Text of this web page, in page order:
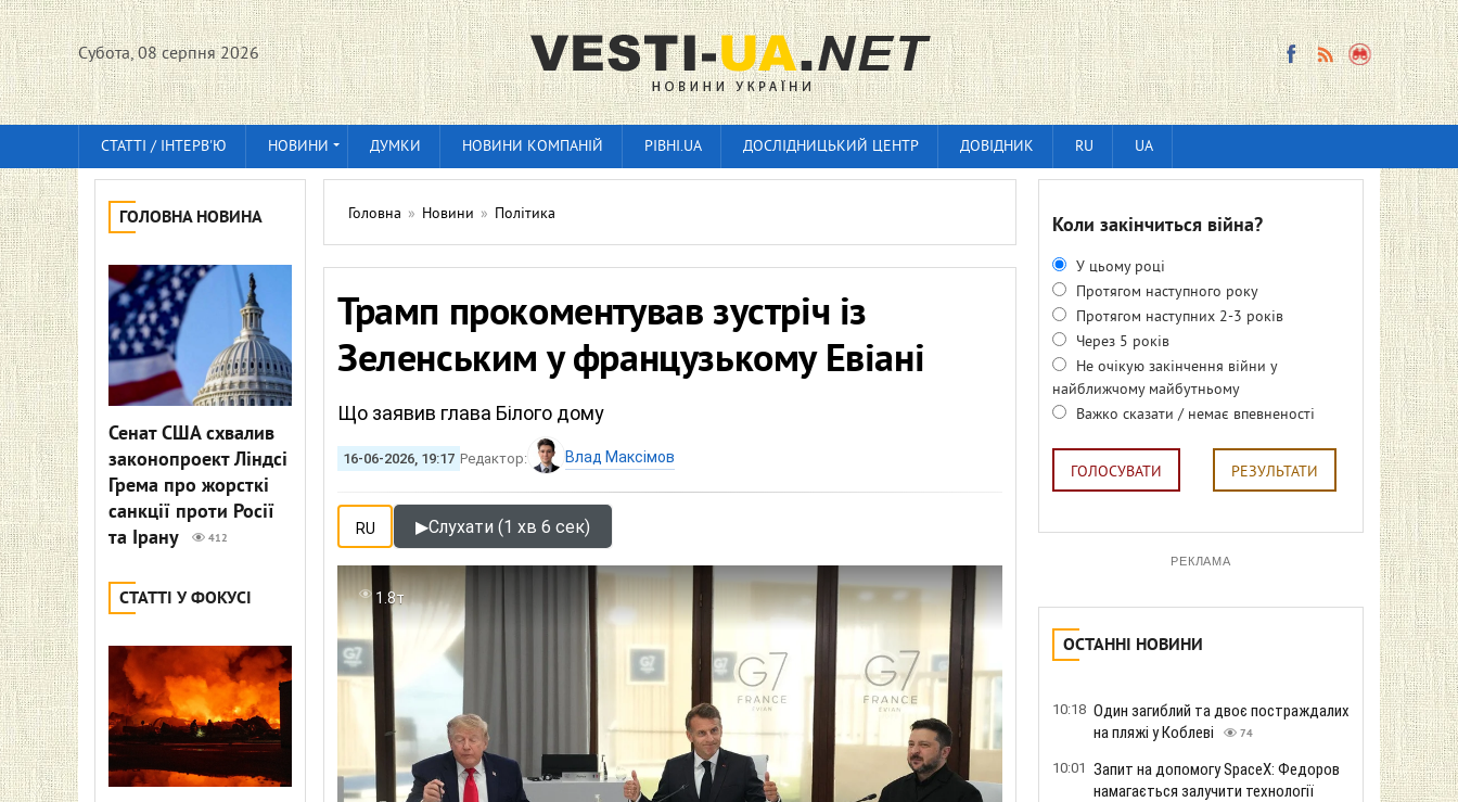
Субота, 08 серпня 2026
СТАТТІ / ІНТЕРВ'Ю НОВИНИ ДУМКИ НОВИНИ КОМПАНІЙ РІВНІ.UA ДОСЛІДНИЦЬКИЙ ЦЕНТР ДОВІДНИК RU UA
ГОЛОВНА НОВИНА
Сенат США схвалив
законопроект Ліндсі
Грема про жорсткі
санкції проти Росії
та Ірану
412
СТАТТІ У ФОКУСІ
Головна » Новини » Політика
Трамп прокоментував зустріч із
Зеленським у французькому Евіані
Що заявив глава Білого дому
16-06-2026, 19:17 Редактор: Влад Максімов
RU ▶Слухати (1 хв 6 сек)
1.8т
Коли закінчиться війна?
У цьому році
Протягом наступного року
Протягом наступних 2-3 років
Через 5 років
Не очікую закінчення війни у
найближчому майбутньому
Важко сказати / немає впевненості
ГОЛОСУВАТИ РЕЗУЛЬТАТИ
РЕКЛАМА
ОСТАННІ НОВИНИ
10:18 Один загиблий та двоє постраждалих
на пляжі у Коблеві
74
10:01 Запит на допомогу SpaceX: Федоров
намагається залучити технології